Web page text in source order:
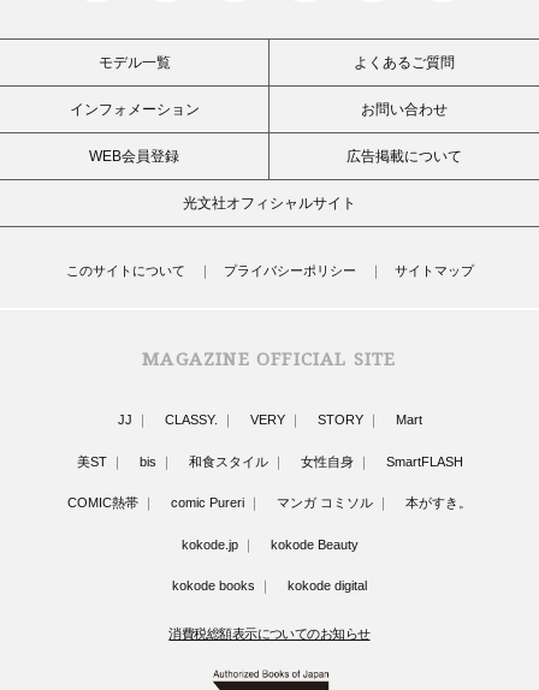
モデル一覧 よくあるご質問
インフォメーション お問い合わせ
WEB会員登録 広告掲載について
光文社オフィシャルサイト
このサイトについて プライバシーポリシー サイトマップ
MAGAZINE OFFICIAL SITE
JJ CLASSY. VERY STORY Mart
美ST bis 和食スタイル 女性自身 SmartFLASH
COMIC熱帯 comic Pureri マンガ コミソル 本がすき。
kokode.jp kokode Beauty
kokode books kokode digital
消費税総額表示についてのお知らせ